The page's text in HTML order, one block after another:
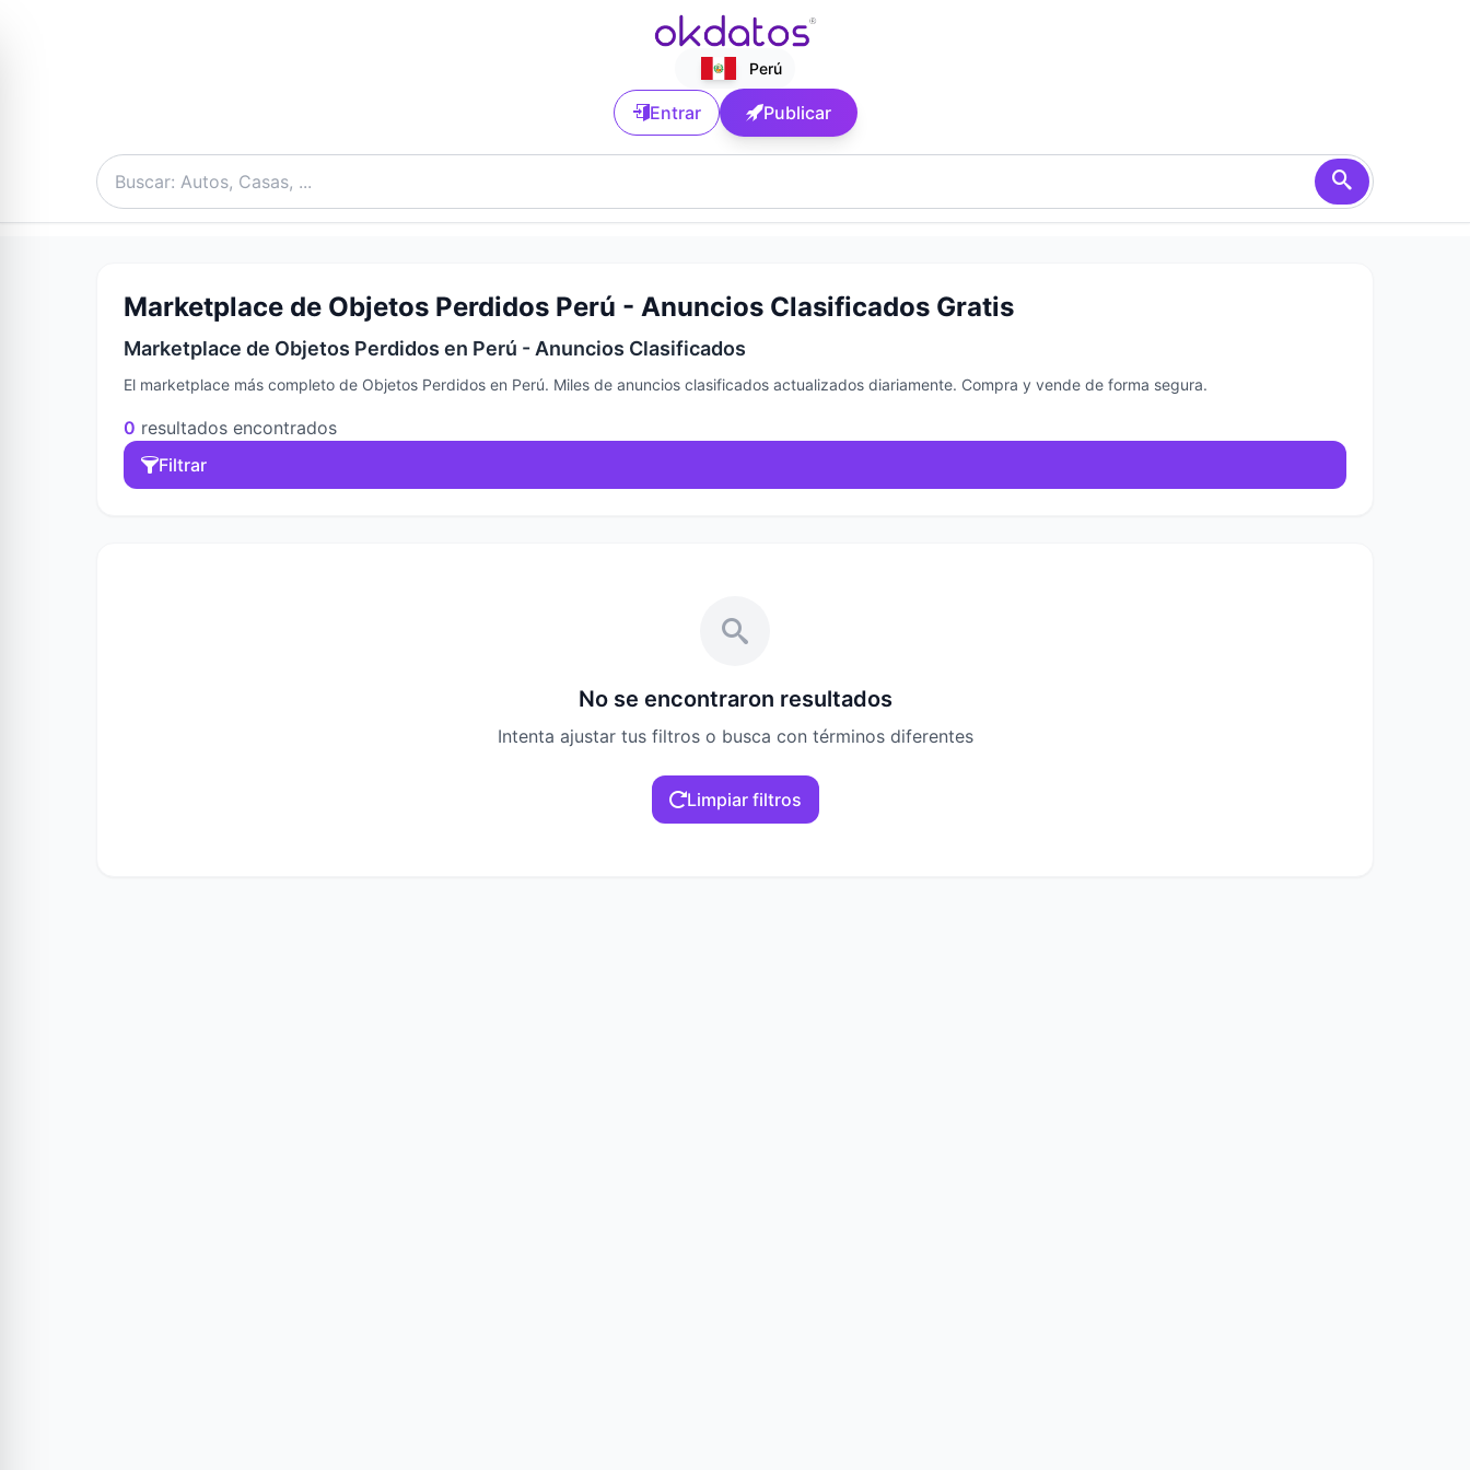
Perú
Entrar Publicar
Marketplace de Objetos Perdidos Perú - Anuncios Clasificados Gratis
Marketplace de Objetos Perdidos en Perú - Anuncios Clasificados
El marketplace más completo de Objetos Perdidos en Perú. Miles de anuncios clasificados actualizados diariamente. Compra y vende de forma segura.
0 resultados encontrados
Filtrar
No se encontraron resultados
Intenta ajustar tus filtros o busca con términos diferentes
Limpiar filtros